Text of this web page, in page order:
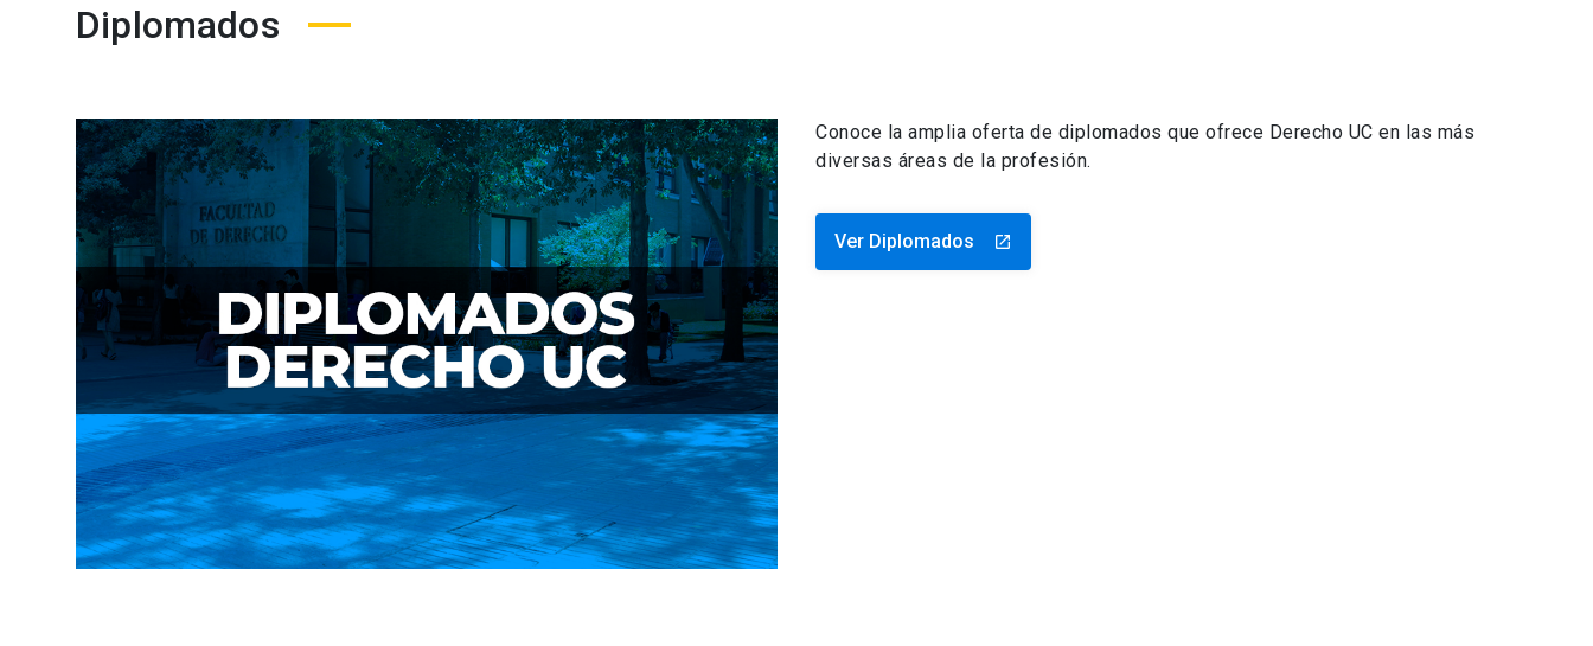
Diplomados
Conoce la amplia oferta de diplomados que ofrece Derecho UC en las más
diversas áreas de la profesión.
Ver Diplomados launch